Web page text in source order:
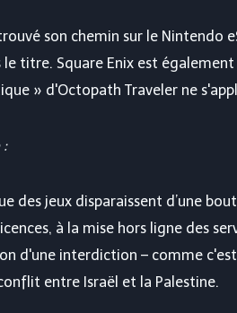
son chemin sur le Nintendo
le titre. Square Enix est
» d'Octopath Traveler ne
:
des jeux disparaissent d’une
à la mise hors ligne des
d'une interdiction – comme
entre Israël et la Palestine.